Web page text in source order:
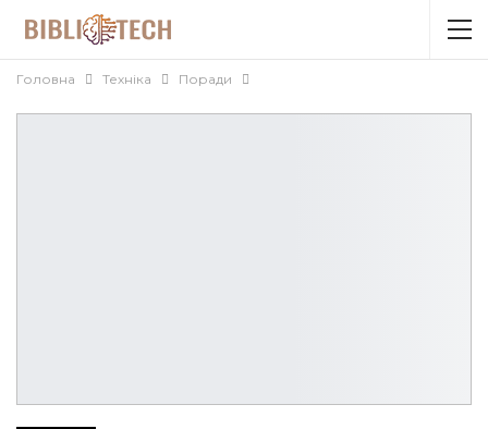
Головна Техніка Поради